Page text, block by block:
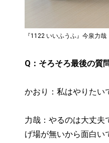
『1122 いいふうふ』今泉力
Q：そろそろ最後の質
かおり：私はやりたい
力哉：やるのは大丈夫
げ場が無いから面白い